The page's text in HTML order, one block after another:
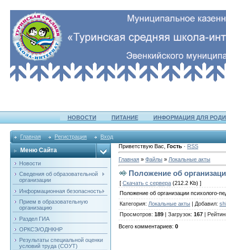
НОВОСТИ ПИТАНИЕ ИНФОРМАЦИЯ ДЛЯ
Главная Регистрация Вход
Меню Сайта
Новости
Сведения об образовательной
организации
Информационная безопасность
Прием в образовательную
организацию
Раздел ГИА
ОРКСЭ/ОДНКНР
Результаты специальной оценки
условий труда (СОУТ)
Приветствую Вас Гость · RSS
Главная » Файлы » Локальные акты
Положение об
[ Скачать с сервера (212.2 Kb) ]
Положение об организации психолого-
Категория: Локальные акты Добавил:
Просмотров: 189 Загрузок: 167
Всего комментариев: 0